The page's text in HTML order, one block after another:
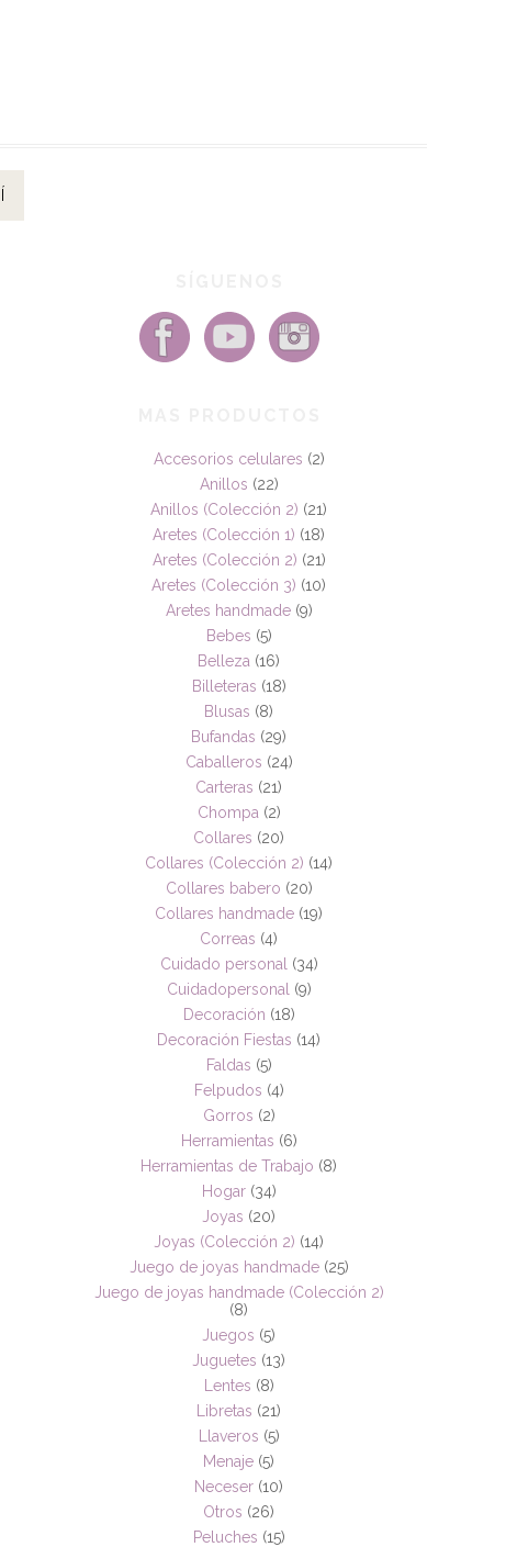
Accesorios celulares (2)
Anillos (22)
Anillos (Colección 2) (21)
Aretes (Colección 1) (18)
Aretes (Colección 2) (21)
Aretes (Colección 3) (10)
Aretes handmade (9)
Bebes (5)
Belleza (16)
Billeteras (18)
Blusas (8)
Bufandas (29)
Caballeros (24)
Carteras (21)
Chompa (2)
Collares (20)
Collares (Colección 2) (14)
Collares babero (20)
Collares handmade (19)
Correas (4)
Cuidado personal (34)
Cuidadopersonal (9)
Decoración (18)
Decoración Fiestas (14)
Faldas (5)
Felpudos (4)
Gorros (2)
Herramientas (6)
Herramientas de Trabajo (8)
Hogar (34)
Joyas (20)
Joyas (Colección 2) (14)
Juego de joyas handmade (25)
Juego de joyas handmade (Colección 2)
(8)
Juegos (5)
Juguetes (13)
Lentes (8)
Libretas (21)
Llaveros (5)
Menaje (5)
Neceser (10)
Otros (26)
Peluches (15)